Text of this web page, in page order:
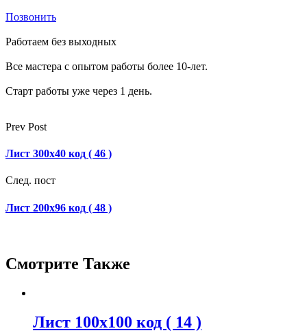
Позвонить
Работаем без выходных
Все мастера с опытом работы более 10-лет.
Старт работы уже через 1 день.
Prev Post
Лист 300х40 код ( 46 )
След. пост
Лист 200х96 код ( 48 )
Смотрите Также
Лист 100х100 код ( 14 )